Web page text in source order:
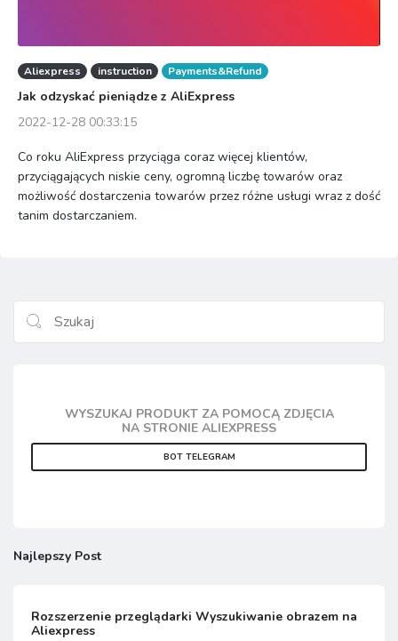
Aliexpress instruction Payments&Refund
Jak odzyskać pieniądze z AliExpress
2022-12-28 00:33:15
Co roku AliExpress przyciąga coraz więcej klientów,
przyciągających niskie ceny, ogromną liczbę towarów oraz
możliwość dostarczenia towarów przez różne usługi wraz z dość
tanim dostarczaniem.
WYSZUKAJ PRODUKT ZA POMOCĄ ZDJĘCIA
NA STRONIE ALIEXPRESS
BOT TELEGRAM
Najlepszy Post
Rozszerzenie przeglądarki Wyszukiwanie obrazem na
Aliexpress